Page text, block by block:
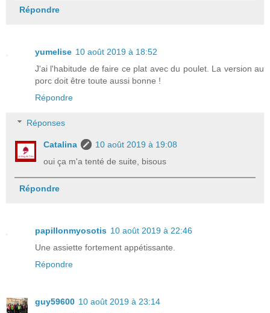
Répondre
yumelise 10 août 2019 à 18:52
J'ai l'habitude de faire ce plat avec du poulet. La version au
porc doit être toute aussi bonne !
Répondre
Réponses
Catalina
10 août 2019 à 19:08
oui ça m'a tenté de suite, bisous
Répondre
papillonmyosotis 10 août 2019 à 22:46
Une assiette fortement appétissante.
Répondre
guy59600 10 août 2019 à 23:14